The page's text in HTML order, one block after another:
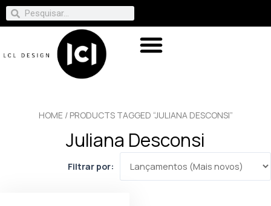
HOME/ PRODUCTS TAGGED “JULIANA DESCONSI”
Juliana Desconsi
Filtrar por: